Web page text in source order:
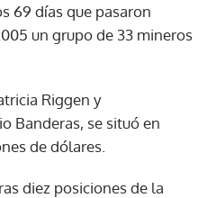
69 días que pasaron
un grupo de 33 mineros
Riggen y
Banderas, se situó en
de dólares.
diez posiciones de la